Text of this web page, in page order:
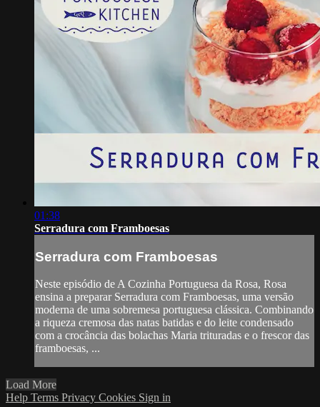
01:38
Serradura com Framboesas
Serradura com Framboesas
Neste episódio de A Cozinha Portuguesa da Rosa, Rosa
ensina a preparar Serradura com Framboesas, uma versão
moderna de uma sobremesa portuguesa clássica. Combinando
a riqueza cremosa das natas batidas e do leite condensado
com a crocância das bolachas Maria trituradas e o frescor das
framboesas, ...
Load More
Help Terms Privacy Cookies Sign in